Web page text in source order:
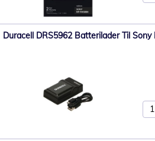
Duracell DRS5962 Batterilader Til